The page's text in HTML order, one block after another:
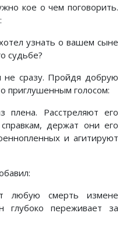
кое о чем поговорить.
узнать о вашем сыне
судьбе?
не сразу. Пройдя добрую
приглушенным голосом:
Расстреляют его
держат они его
и агитируют
любую смерть измене
глубоко переживает за